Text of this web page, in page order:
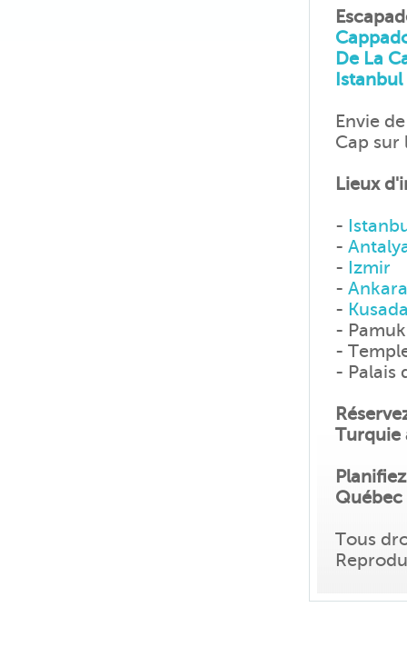
De La
Envie
Cap sur
Lieux
-
-
- Izmir
- Ankara
-
-
-
- Palais
Turquie
Tous